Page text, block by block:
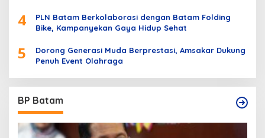
4
PLN Batam Berkolaborasi dengan Batam Folding
Bike, Kampanyekan Gaya Hidup Sehat
5
Dorong Generasi Muda Berprestasi, Amsakar Dukung
Penuh Event Olahraga
BP Batam